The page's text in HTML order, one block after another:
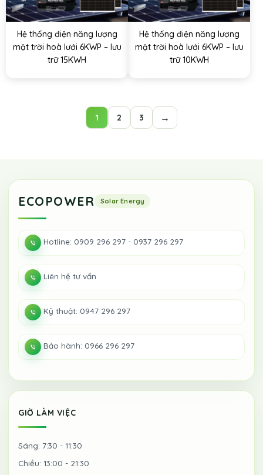
Hệ thống điện năng lượng
mặt trời hoà lưới 6KWP – lưu
trữ 15KWH
Hệ thống điện năng lượng
mặt trời hoà lưới 6KWP – lưu
trữ 10KWH
1 2 3 →
ECOPOWER
Hotline: 0909 296 297 - 0937 296 297
Liên hệ tư vấn
Kỹ thuật: 0947 296 297
Bảo hành: 0966 296 297
GIỜ LÀM VIỆC
Sáng: 7:30 - 11:30
Chiều: 13:00 - 21:30